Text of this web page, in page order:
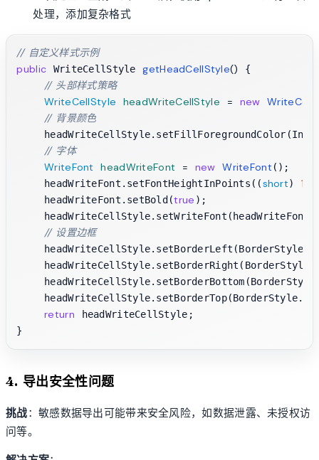
处理，添加复杂格式
// 自定义样式示例
public WriteCellStyle getHeadCellStyle() {
// 头部样式策略
WriteCellStyle
headWriteCellStyle = new
// 背景颜色
// 字体
WriteFont
headWriteFont = new WriteFont ();
    headWriteFont.setFontHeightInPoints((
short) 11
    headWriteFont.setBold(
true );
// 设置边框
return headWriteCellStyle;
4. 导出安全性问题
挑战：敏感数据导出可能带来安全风险，如数据泄露、未授权访
问等。